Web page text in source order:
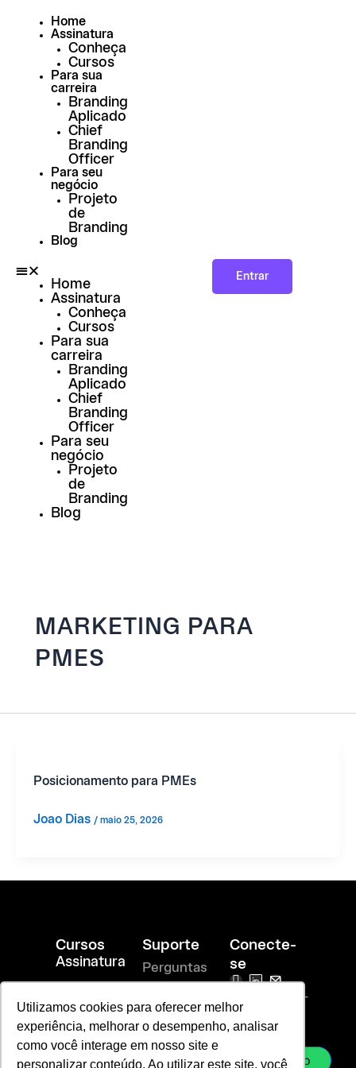
Utilizamos cookies para oferecer melhor
experiência, melhorar o desempenho, analisar
como você interage em nosso site e
personalizar conteúdo. Ao utilizar este site, você
Home
Assinatura
Conheça
Cursos
Para sua
carreira
Branding
Aplicado
Chief
Branding
Officer
Para seu
negócio
Projeto
de
Branding
Blog
Home
Assinatura
Conheça
Cursos
Para sua
carreira
Branding
Aplicado
Chief
Branding
Officer
Para seu
negócio
Projeto
de
Branding
Blog
Entrar
MARKETING PARA
PMES
Posicionamento para PMEs
Joao Dias / maio 25, 2026
Cursos
Assinatura
Aplicado
Chief
Branding
Officer
Suporte
Perguntas
Política de
privacidade
Conecte-
se
I
s
a
T
l
i
R
a
vendas@laje-
ac.com.br
sac@laje-
Whatsapp